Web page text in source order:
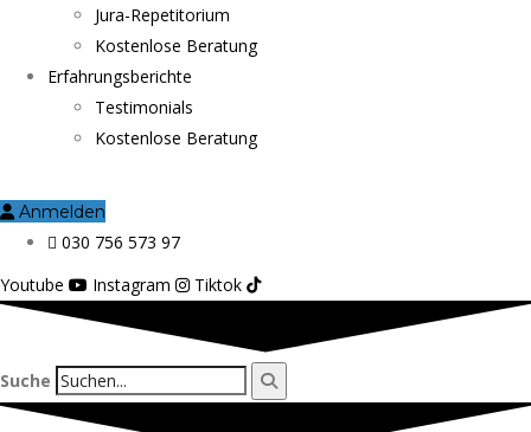
Jura-Repetitorium
Kostenlose Beratung
Erfahrungsberichte
Testimonials
Kostenlose Beratung
Anmelden
030 756 573 97
Youtube
Instagram Tiktok
Suche